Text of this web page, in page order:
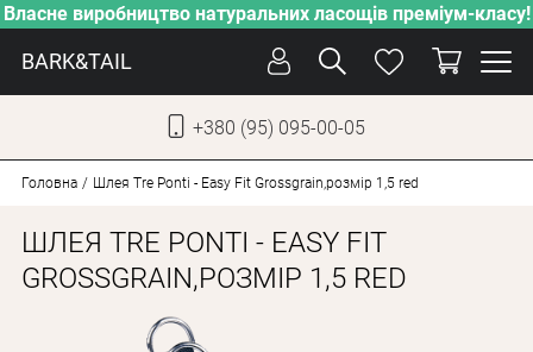
Власне виробництво натуральних ласощів преміум-класу!
BARK&TAIL
+380 (95) 095-00-05
СОБАКИ
КОТИ
Головна Шлея Tre Ponti - Easy Fit Grossgrain,розмір 1,5 red
ШЛЕЯ TRE PONTI - EASY FIT
GROSSGRAIN,РОЗМІР 1,5 RED